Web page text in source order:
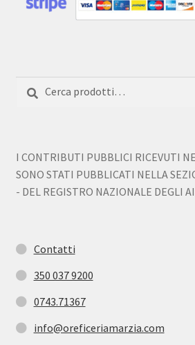
I CONTRIBUTI PUBBLICI RICEVUTI
SONO STATI PUBBLICATI NELLA
- DEL REGISTRO NAZIONALE DEGLI
Contatti
350 037 9200
0743.71367
info@oreficeriamarzia.com